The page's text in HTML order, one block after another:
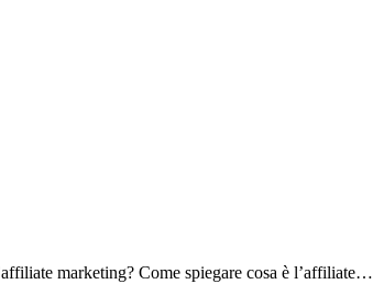
marketing? Come spiegare cosa è l’affiliate…